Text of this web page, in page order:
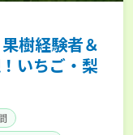
樹経験者＆
いちご・梨